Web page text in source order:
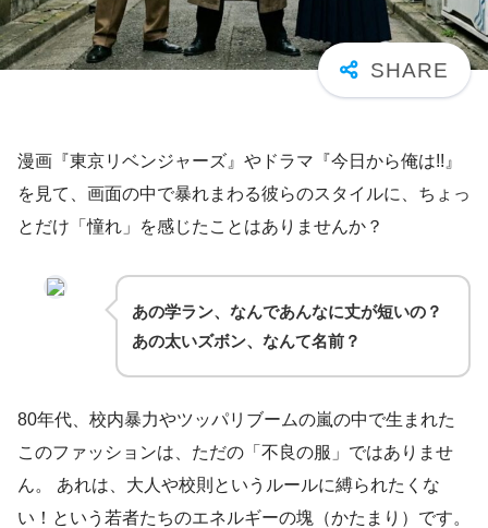
漫画『東京リベンジャーズ』やドラマ『今日から俺は!!』
を見て、画面の中で暴れまわる彼らのスタイルに、ちょっ
とだけ「憧れ」を感じたことはありませんか？
あの学ラン、なんであんなに丈が短いの？
あの太いズボン、なんて名前？
80年代、校内暴力やツッパリブームの嵐の中で生まれた
このファッションは、ただの「不良の服」ではありませ
ん。 あれは、大人や校則というルールに縛られたくな
い！という若者たちのエネルギーの塊（かたまり）です。